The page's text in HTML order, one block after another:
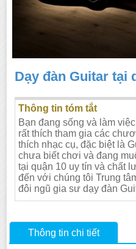
Dạy đàn Guitar tại
Thông tin tóm tắt
Bạn đang sống và làm
rất thích tham gia các
thích nhạc cụ, đặc biệt là
chưa biết chơi và đang
tại quận 10 uy tín và chất
đến với chúng tôi Trung
đôi ngũ gia sư dạy đàn
Thông tin chi tiết